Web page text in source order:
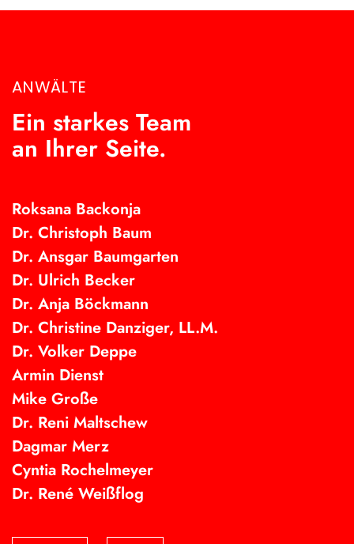
ANWÄLTE
Ein starkes Team
an Ihrer Seite.
Roksana Backonja
Dr. Christoph Baum
Dr. Ansgar Baumgarten
Dr. Ulrich Becker
Dr. Anja Böckmann
Dr. Christine Danziger, LL.M.
Dr. Volker Deppe
Armin Dienst
Mike Große
Dr. Reni Maltschew
Dagmar Merz
Cyntia Rochelmeyer
Dr. René Weißflog